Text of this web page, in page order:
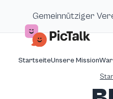
Gemeinnütziger
StartseiteUnsere Mission